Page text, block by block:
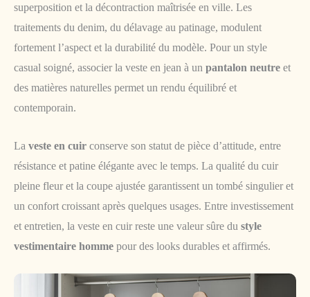
superposition et la décontraction maîtrisée en ville. Les
traitements du denim, du délavage au patinage, modulent
fortement l’aspect et la durabilité du modèle. Pour un style
casual soigné, associer la veste en jean à un pantalon neutre et
des matières naturelles permet un rendu équilibré et
contemporain.
La veste en cuir conserve son statut de pièce d’attitude, entre
résistance et patine élégante avec le temps. La qualité du cuir
pleine fleur et la coupe ajustée garantissent un tombé singulier et
un confort croissant après quelques usages. Entre investissement
et entretien, la veste en cuir reste une valeur sûre du style
vestimentaire homme pour des looks durables et affirmés.